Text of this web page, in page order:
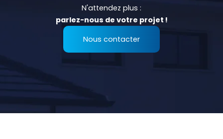
N'attendez plus :
parlez-nous de votre projet !
Nous contacter